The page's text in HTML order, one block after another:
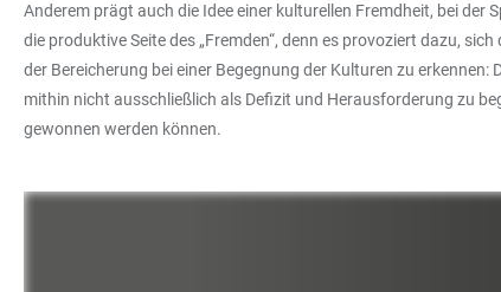
Anderem prägt auch die Idee einer kulturellen Fremdheit, bei
die produktive Seite des „Fremden“, denn es provoziert dazu,
der Bereicherung bei einer Begegnung der Kulturen zu
mithin nicht ausschließlich als Defizit und Herausforderung zu
gewonnen werden können.